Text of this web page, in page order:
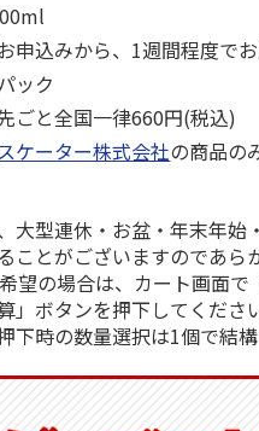
ふ
マスコット入りドリ
ンクボトル ハロー
陶
カ
込みから、1週間程度でお
ック
ごと全国一律660円(税込)
ケーター株式会社の商品の
大型連休・お盆・年末年始
ことがございますのであら
望の場合は、カート画面で
」ボタンを押下してくださ
下時の数量選択は1個で結構